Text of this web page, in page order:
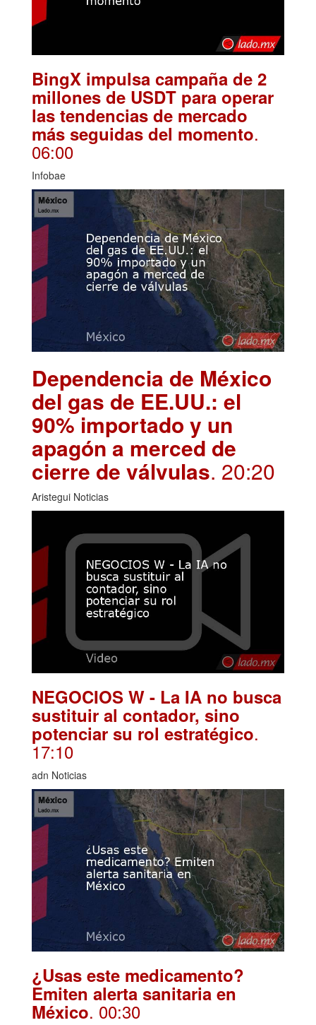
BingX impulsa campaña de 2
millones de USDT para operar
las tendencias de mercado
más seguidas del momento.
06:00
Infobae
Dependencia de México
del gas de EE.UU.: el
90% importado y un
apagón a merced de
cierre de válvulas. 20:20
Aristegui Noticias
NEGOCIOS W - La IA no busca
sustituir al contador, sino
potenciar su rol estratégico.
17:10
adn Noticias
¿Usas este medicamento?
Emiten alerta sanitaria en
México. 00:30